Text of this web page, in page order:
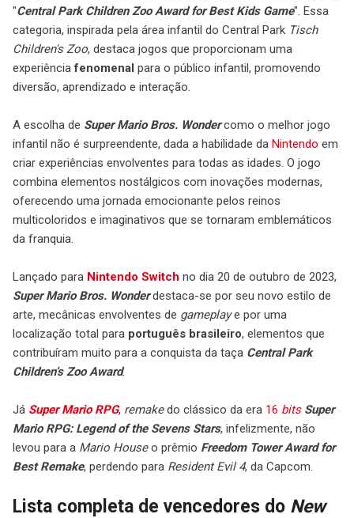
"Central Park Children Zoo Award for Best Kids Game". Essa
categoria, inspirada pela área infantil do Central Park Tisch
Children's Zoo, destaca jogos que proporcionam uma
experiênciafenomenal para o público infantil, promovendo
diversão, aprendizado e interação.
A escolha de Super Mario Bros. Wondercomo o melhor jogo
infantil não é surpreendente, dada a habilidade da Nintendo em
criar experiências envolventes para todas as idades. O jogo
combina elementos nostálgicos com inovações modernas,
oferecendo uma jornada emocionante pelos reinos
multicoloridos e imaginativos que se tornaram emblemáticos
da franquia.
Lançado para Nintendo Switch no dia 20 de outubro de 2023,
Super Mario Bros. Wonderdestaca-se por seu novo estilo de
arte, mecânicas envolventes de gameplaye por uma
localização total para português brasileiro, elementos que
contribuíram muito para a conquista da taça Central Park
Children’s Zoo Award.
Já Super Mario RPG, remakedo clássico da era 16 bits Super
Mario RPG: Legend of the Sevens Stars, infelizmente, não
levou para a Mario Houseo prêmio Freedom Tower Award for
Best Remake, perdendo para Resident Evil 4, da Capcom.
Lista completa de vencedores do New